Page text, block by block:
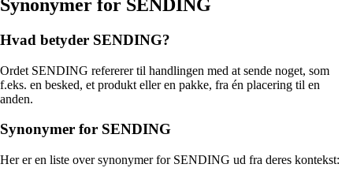
Synonymer for SENDING
Hvad betyder SENDING?
Ordet SENDING refererer til handlingen med at sende noget, som
f.eks. en besked, et produkt eller en pakke, fra én placering til en
anden.
Synonymer for SENDING
Her er en liste over synonymer for SENDING ud fra deres kontekst: